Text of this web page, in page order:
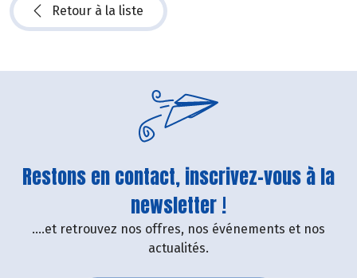
Retour à la liste
Restons en contact, inscrivez-vous à la
newsletter !
....et retrouvez nos offres, nos événements et nos
actualités.